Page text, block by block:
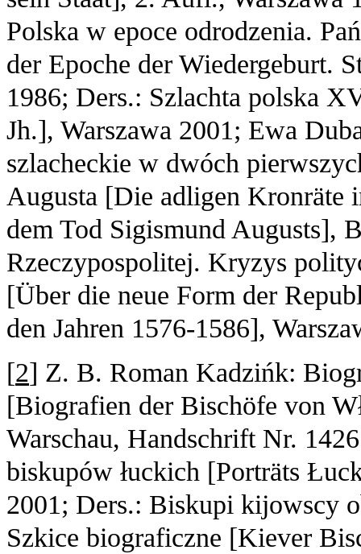
Polska w epoce odrodzenia.
der Epoche der Wiedergeburt.
1986; Ders.: Szlachta polska
Jh.], Warszawa 2001; Ewa
szlacheckie w dwóch
Augusta [Die adligen Kronräte
dem Tod Sigismund Augusts],
Rzeczypospolitej. Kryzys
[Über die neue Form der
den Jahren 1576-1586],
[2] Z. B. Roman Kadzińk:
[Biografien der Bischöfe von
Warschau, Handschrift Nr.
biskupów łuckich [Porträts
2001; Ders.: Biskupi kijowscy
Szkice biograficzne [Kiever